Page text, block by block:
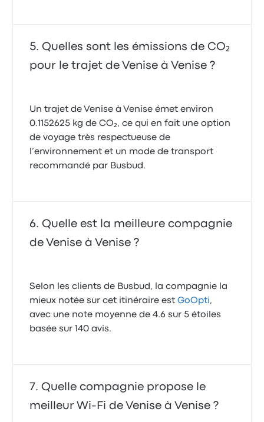
Quelles sont les émissions de CO₂
pour le trajet de Venise à Venise ?
Un trajet de Venise à Venise émet environ
0.1152625 kg de CO₂, ce qui en fait une option
de voyage très respectueuse de
l’environnement et un mode de transport
recommandé par Busbud.
Quelle est la meilleure compagnie
de Venise à Venise ?
Selon les clients de Busbud, la compagnie la
mieux notée sur cet itinéraire estGoOpti,
avec une note moyenne de 4.6 sur 5 étoiles
basée sur 140 avis.
Quelle compagnie propose le
meilleur Wi-Fi de Venise à Venise ?